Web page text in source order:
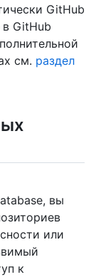
GitHub
GitHub
см. раздел
вы
или
к